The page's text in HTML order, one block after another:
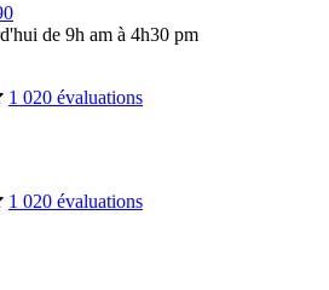
de 9h am à 4h30 pm
1 020 évaluations
1 020 évaluations